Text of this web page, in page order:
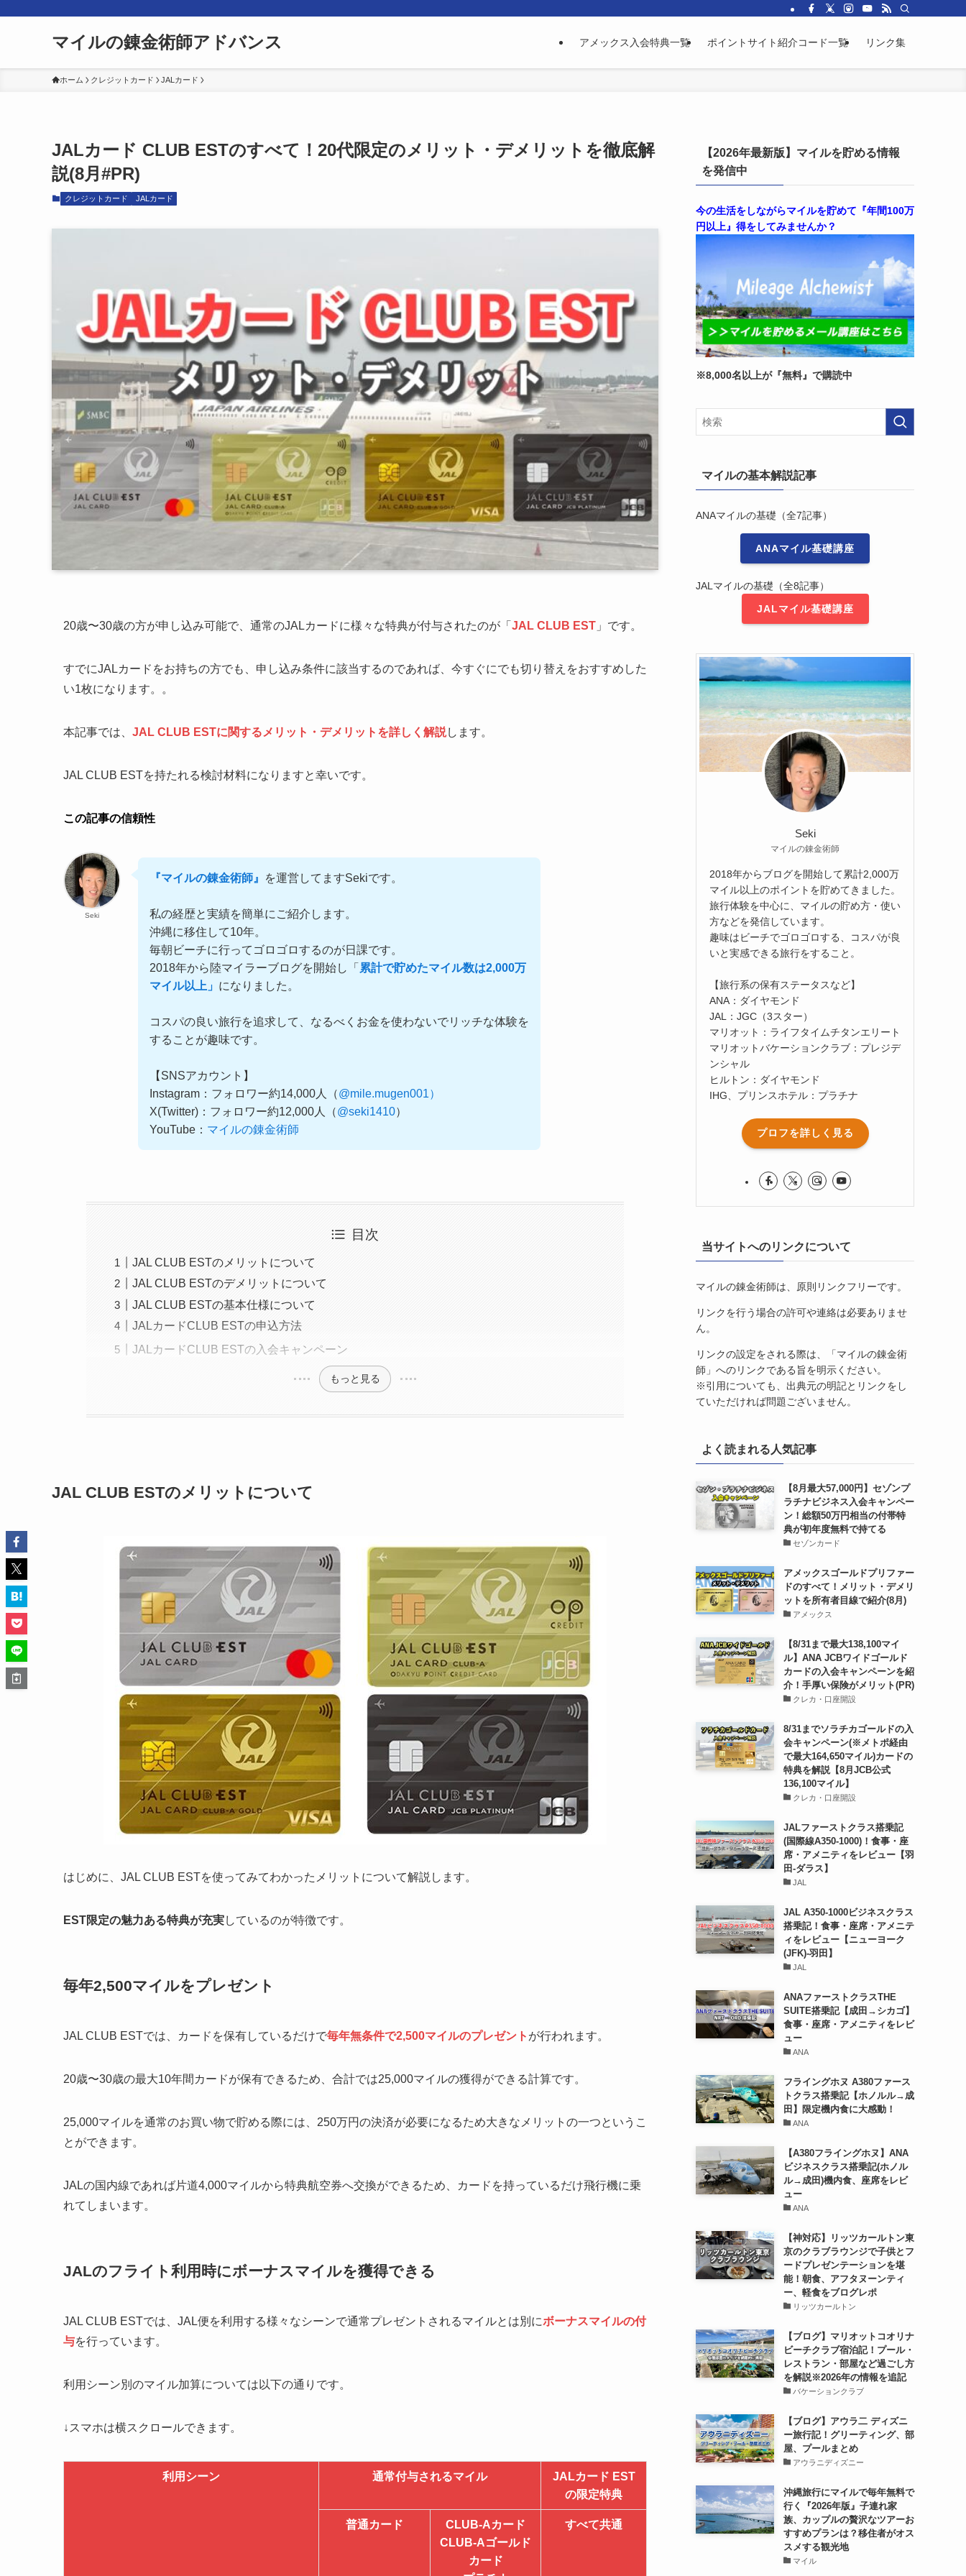
マイルの錬金術師アドバンス アメックス入会特典一覧 ポイントサイト紹介コード一覧 リンク集
ホーム クレジットカード JALカード
JALカード CLUB ESTのすべて！20代限定のメリット・デメリットを徹底解
説(8月#PR)
クレジットカード JALカード
20歳〜30歳の方が申し込み可能で、通常のJALカードに様々な特典が付与されたのが「 JAL CLUB EST 」です。
すでにJALカードをお持ちの方でも、申し込み条件に該当するのであれば、今すぐにでも切り替えをおすすめした
い1枚になります。。
本記事では、 JAL CLUB ESTに関するメリット・デメリットを詳しく解説します。
JAL CLUB ESTを持たれる検討材料になりますと幸いです。
この記事の信頼性
Seki
『マイルの錬金術師』 を運営してますSekiです。
私の経歴と実績を簡単にご紹介します。
沖縄に移住して10年。
毎朝ビーチに行ってゴロゴロするのが日課です。
2018年から陸マイラーブログを開始し「 累計で貯めたマイル数は2,000万
マイル以上」 になりました。
コスパの良い旅行を追求して、なるべくお金を使わないでリッチな体験を
することが趣味です。
【SNSアカウント】
Instagram：フォロワー約14,000人（@mile.mugen001）
X(Twitter)：フォロワー約12,000人（@seki1410）
YouTube： マイルの錬金術師
目次
JAL CLUB ESTのメリットについて
JAL CLUB ESTのデメリットについて
JAL CLUB ESTの基本仕様について
JALカードCLUB ESTの申込方法
JALカードCLUB ESTの入会キャンペーン
もっと見る
JAL CLUB ESTのメリットについて
はじめに、JAL CLUB ESTを使ってみてわかったメリットについて解説します。
EST限定の魅力ある特典が充実しているのが特徴です。
毎年2,500マイルをプレゼント
JAL CLUB ESTでは、カードを保有しているだけで毎年無条件で2,500マイルのプレゼント が行われます。
20歳〜30歳の最大10年間カードが保有できるため、合計では25,000マイルの獲得ができる計算です。
25,000マイルを通常のお買い物で貯める際には、250万円の決済が必要になるため大きなメリットの一つというこ
とができます。
JALの国内線であれば片道4,000マイルから特典航空券へ交換ができるため、カードを持っているだけ飛行機に乗
れてしまいます。
JALのフライト利用時にボーナスマイルを獲得できる
JAL CLUB ESTでは、JAL便を利用する様々なシーンで通常プレゼントされるマイルとは別にボーナスマイルの付
与を行っています。
利用シーン別のマイル加算については以下の通りです。
↓スマホは横スクロールできます。
利用シーン 通常付与されるマイル
JALカード EST
の限定特典
普通カード
CLUB-Aカード
CLUB-Aゴールド
カード
すべて共通
【2026年最新版】マイルを貯める情報
を発信中
今の生活をしながらマイルを貯めて『年間100万
円以上』得をしてみませんか？
※8,000名以上が『無料』で購読中
マイルの基本解説記事
ANAマイルの基礎（全7記事）
ANAマイル基礎講座
JALマイルの基礎（全8記事）
JALマイル基礎講座
Seki
マイルの錬金術師
2018年からブログを開始して累計2,000万
マイル以上のポイントを貯めてきました。
旅行体験を中心に、マイルの貯め方・使い
方などを発信しています。
趣味はビーチでゴロゴロする、コスパが良
いと実感できる旅行をすること。
【旅行系の保有ステータスなど】
ANA：ダイヤモンド
JAL：JGC（3スター）
マリオット：ライフタイムチタンエリート
マリオットバケーションクラブ：プレジデ
ンシャル
ヒルトン：ダイヤモンド
IHG、プリンスホテル：プラチナ
プロフを詳しく見る
当サイトへのリンクについて
マイルの錬金術師は、原則リンクフリーです。
リンクを行う場合の許可や連絡は必要ありませ
ん。
リンクの設定をされる際は、「マイルの錬金術
師」へのリンクである旨を明示ください。
※引用についても、出典元の明記とリンクをし
ていただければ問題ございません。
よく読まれる人気記事
【8月最大57,000円】セゾンプ
ラチナビジネス入会キャンペー
ン！総額50万円相当の付帯特
典が初年度無料で持てる
セゾンカード
アメックスゴールドプリファー
ドのすべて！メリット・デメリ
ットを所有者目線で紹介(8月)
アメックス
【8/31まで最大138,100マイ
ル】ANA JCBワイドゴールド
カードの入会キャンペーンを紹
介！手厚い保険がメリット(PR)
クレカ・口座開設
8/31までソラチカゴールドの入
会キャンペーン(※メトポ経由
で最大164,650マイル)カードの
特典を解説【8月JCB公式
136,100マイル】
クレカ・口座開設
JALファーストクラス搭乗記
(国際線A350-1000)！食事・座
席・アメニティをレビュー【羽
田-ダラス】
JAL
JAL A350-1000ビジネスクラス
搭乗記！食事・座席・アメニテ
ィをレビュー【ニューヨーク
(JFK)-羽田】
JAL
ANAファーストクラスTHE
SUITE搭乗記【成田→シカゴ】
食事・座席・アメニティをレビ
ュー
ANA
フライングホヌ A380ファース
トクラス搭乗記【ホノルル→成
田】限定機内食に大感動！
ANA
【A380フライングホヌ】ANA
ビジネスクラス搭乗記(ホノル
ル→成田)機内食、座席をレビ
ュー
ANA
【神対応】リッツカールトン東
京のクラブラウンジで子供とフ
ードプレゼンテーションを堪
能！朝食、アフタヌーンティ
ー、軽食をブログレポ
リッツカールトン
【ブログ】マリオットコオリナ
ビーチクラブ宿泊記！プール・
レストラン・部屋など過ごし方
を解説※2026年の情報を追記
バケーションクラブ
【ブログ】アウラ二 ディズニ
ー旅行記！グリーティング、部
屋、プールまとめ
アウラニディズニー
沖縄旅行にマイルで毎年無料で
行く『2026年版』子連れ家
族、カップルの贅沢なツアーお
すすめプランは？移住者がオス
スメする観光地
マイル